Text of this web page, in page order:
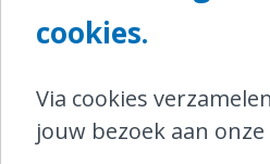
De maatregel is
Ten slotte zorgt
cookies.
Via cookies
jouw bezoek aan